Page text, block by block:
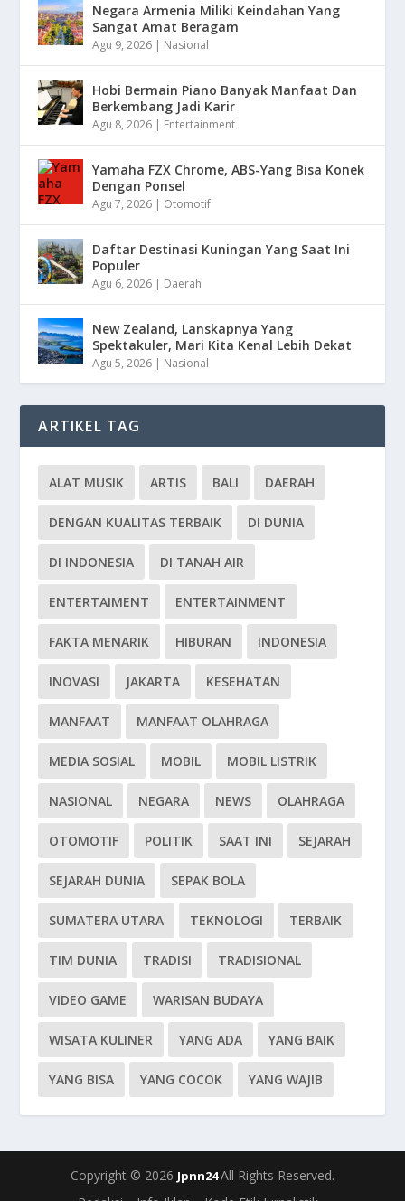
Negara Armenia Miliki Keindahan Yang
Sangat Amat Beragam
Agu 9, 2026 | Nasional
Hobi Bermain Piano Banyak Manfaat Dan
Berkembang Jadi Karir
Agu 8, 2026 | Entertainment
Yamaha FZX Chrome, ABS-Yang Bisa Konek
Dengan Ponsel
Agu 7, 2026 | Otomotif
Daftar Destinasi Kuningan Yang Saat Ini
Populer
Agu 6, 2026 | Daerah
New Zealand, Lanskapnya Yang
Spektakuler, Mari Kita Kenal Lebih Dekat
Agu 5, 2026 | Nasional
ARTIKEL TAG
ALAT MUSIK ARTIS BALI DAERAH
DENGAN KUALITAS TERBAIK DI DUNIA
DI INDONESIA DI TANAH AIR
ENTERTAIMENT ENTERTAINMENT
FAKTA MENARIK HIBURAN INDONESIA
INOVASI JAKARTA KESEHATAN
MANFAAT MANFAAT OLAHRAGA
MEDIA SOSIAL MOBIL MOBIL LISTRIK
NASIONAL NEGARA NEWS OLAHRAGA
OTOMOTIF POLITIK SAAT INI SEJARAH
SEJARAH DUNIA SEPAK BOLA
SUMATERA UTARA TEKNOLOGI TERBAIK
TIM DUNIA TRADISI TRADISIONAL
VIDEO GAME WARISAN BUDAYA
WISATA KULINER YANG ADA YANG BAIK
YANG BISA YANG COCOK YANG WAJIB
Copyright © 2026 Jpnn24All Rights Reserved.